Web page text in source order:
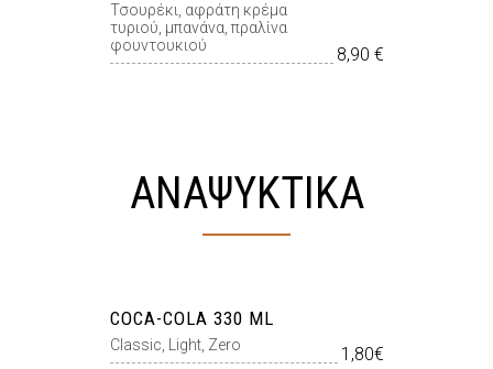
Τσουρέκι, αφράτη κρέµα
τυριού, µπανάνα, πραλίνα
φουντουκιού
8,90 €
ΑΝΑΨΥΚΤΙΚΑ
COCA-COLA 330 ML
Classic, Light, Zero 1,80€